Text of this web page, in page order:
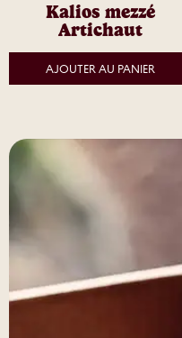
Kalios mezzé
Artichaut
AJOUTER AU PANIER